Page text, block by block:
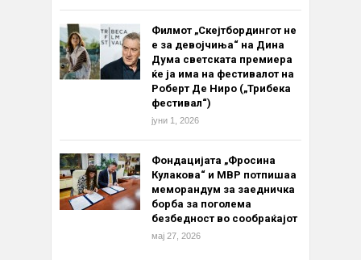
Филмот „Скејтбордингот не
е за девојчиња“ на Дина
Дума светската премиера
ќе ја има на фестивалот на
Роберт Де Ниро („Трибека
фестивал“)
јуни 1, 2026
Фондацијата „Фросина
Кулакова“ и МВР потпишаа
меморандум за заедничка
борба за поголема
безбедност во сообраќајот
мај 27, 2026